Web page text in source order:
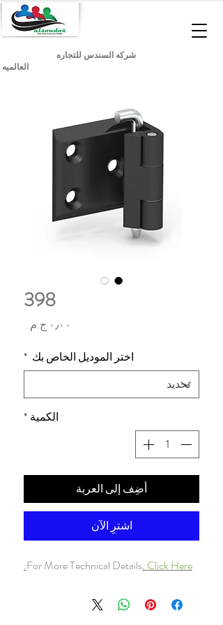
398
اختر الموديل الخاص بك *
الكمية *
أضِف إلى العربة
اشترِ الآن
For More Technical Details. Click Here.